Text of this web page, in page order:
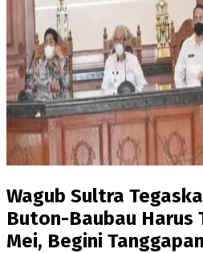
Wagub Sultra
Buton-Baubau Harus
Mei, Begini